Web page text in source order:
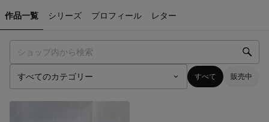
作品一覧 シリーズ プロフィール レター
すべて 販売中